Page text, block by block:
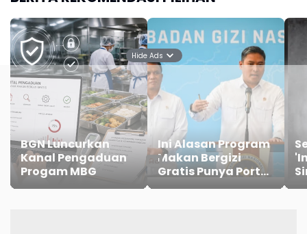
BGN Luncurkan
Kanal Pengaduan
Progam MBG
Ini Alasan Program
Makan Bergizi
Gratis Punya Portal
Pengaduan untuk
Hide Ads